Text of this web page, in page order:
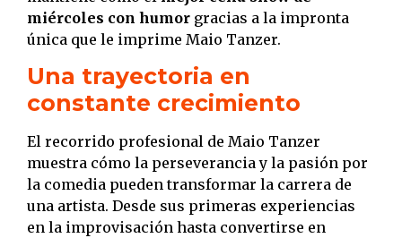
miércoles con humor gracias a la impronta
única que le imprime Maio Tanzer.
Una trayectoria en
constante crecimiento
El recorrido profesional de Maio Tanzer
muestra cómo la perseverancia y la pasión por
la comedia pueden transformar la carrera de
una artista. Desde sus primeras experiencias
en la improvisación hasta convertirse en